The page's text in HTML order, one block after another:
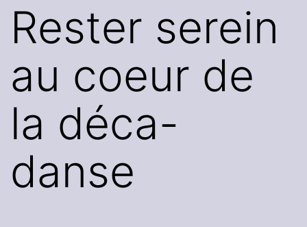
Rester serein
au coeur de
la déca-
danse